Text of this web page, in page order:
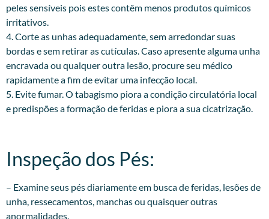
peles sensíveis pois estes contêm menos produtos químicos
irritativos.
4. Corte as unhas adequadamente, sem arredondar suas
bordas e sem retirar as cutículas. Caso apresente alguma unha
encravada ou qualquer outra lesão, procure seu médico
rapidamente a fim de evitar uma infecção local.
5. Evite fumar. O tabagismo piora a condição circulatória local
e predispões a formação de feridas e piora a sua cicatrização.
Inspeção dos Pés:​
– Examine seus pés diariamente em busca de feridas, lesões de
unha, ressecamentos, manchas ou quaisquer outras
anormalidades.